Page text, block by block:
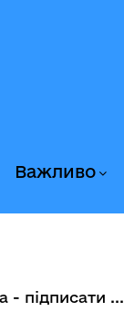
Важливо
- підписати ...